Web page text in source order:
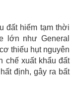
đất hiếm tạm thời
lớn như General
thiếu hụt nguyên
chế xuất khẩu đất
định, gây ra bất